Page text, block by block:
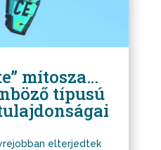
mítosza…
típusú
elterjedtek